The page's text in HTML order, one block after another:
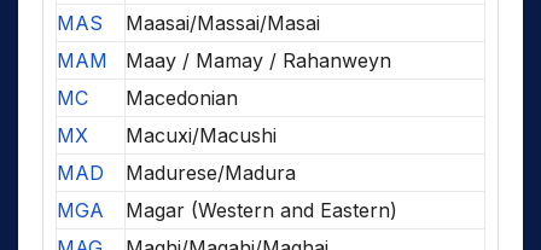
MAS
Maasai/Massai/Masai
MAM
Maay / Mamay / Rahanweyn
MC
Macedonian
MX
Macuxi/Macushi
MAD
Madurese/Madura
MGA
Magar (Western and Eastern)